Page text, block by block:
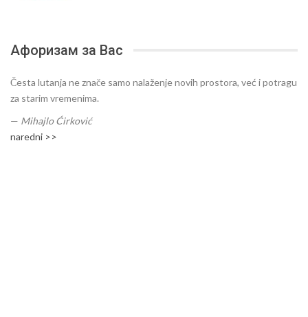
Афоризам за Вас
Česta lutanja ne znače samo nalaženje novih prostora, već i potragu
za starim vremenima.
— Mihajlo Ćirković
naredni >>